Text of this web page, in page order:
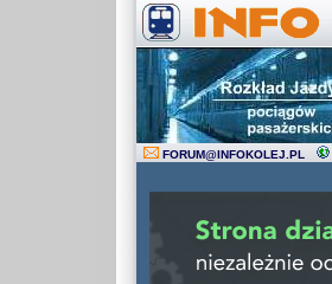
FORUM@INFOKOLEJ.PL